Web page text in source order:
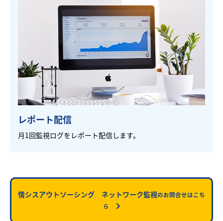
レポート配信
月1回監視ログをレポート配信します。
情シスアウトソーシング ネットワーク監視のお問合せはこち
ら